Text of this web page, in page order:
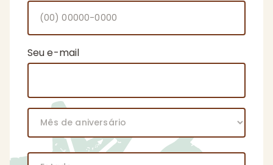
Seu e-mail